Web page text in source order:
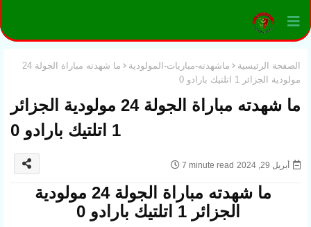
الصفحة الرئيسية ماشهدته-مباريات-المولودية
ما شهدته مباراة الجولة 24
مولودية الجزائر 1 اتلتيك بارادو 0
ما شهدته مباراة الجولة 24 مولودية الجزائر
1 اتلتيك بارادو 0
أبريل 29, 2024 7 minute read
ما شهدته مباراة الجولة 24 مولودية
الجزائر 1 اتلتيك بارادو 0